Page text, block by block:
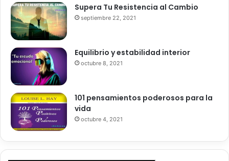
Supera Tu Resistencia al Cambio
septiembre 22, 2021
Equilibrio y estabilidad interior
octubre 8, 2021
101 pensamientos poderosos para la
vida
octubre 4, 2021